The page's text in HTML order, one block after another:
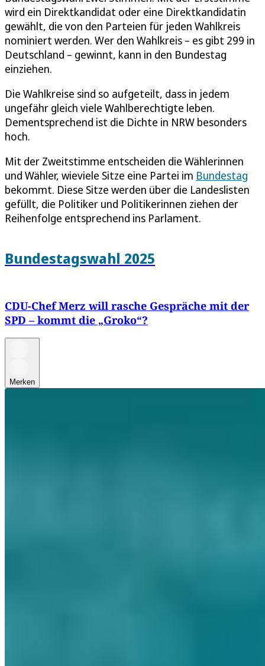
wird ein Direktkandidat oder eine Direktkandidatin
gewählt, die von den Parteien für jeden Wahlkreis
nominiert werden. Wer den Wahlkreis – es gibt 299 in
Deutschland – gewinnt, kann in den Bundestag
einziehen.
Die Wahlkreise sind so aufgeteilt, dass in jedem
ungefähr gleich viele Wahlberechtigte leben.
Dementsprechend ist die Dichte in NRW besonders
hoch.
Mit der Zweitstimme entscheiden die Wählerinnen
und Wähler, wieviele Sitze eine Partei im Bundestag
bekommt. Diese Sitze werden über die Landeslisten
gefüllt, die Politiker und Politikerinnen ziehen der
Reihenfolge entsprechend ins Parlament.
Bundestagswahl 2025
CDU-Chef Merz will rasche Gespräche mit der
SPD – kommt die „Groko“?
Merken